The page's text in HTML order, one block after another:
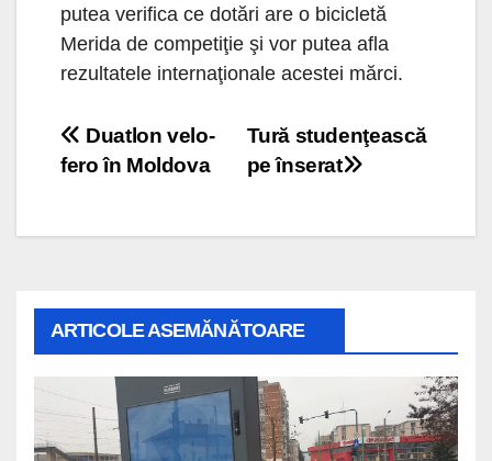
putea verifica ce dotări are o bicicletă
Merida de competiţie şi vor putea afla
rezultatele internaţionale acestei mărci.
Navigare
articole
Tură studenţească
pe înserat
Duatlon velo-
fero în Moldova
ARTICOLE ASEMĂNĂTOARE